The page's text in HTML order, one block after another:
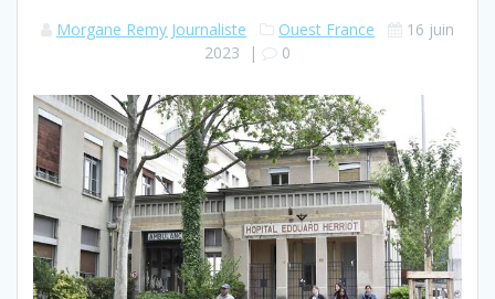
Morgane Remy Journaliste Ouest France
16 juin
2023 | 0